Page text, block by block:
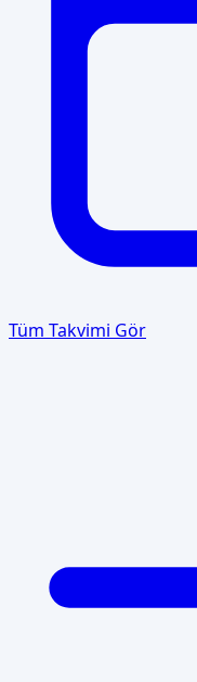
Tüm Takvimi Gör